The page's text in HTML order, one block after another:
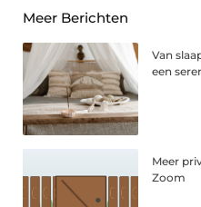
Meer Berichten
Van
een
Meer
Zoom